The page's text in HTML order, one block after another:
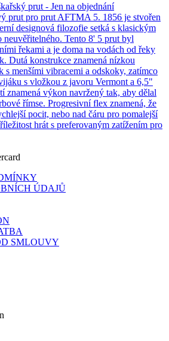
prut - Jen na objednání
prut pro prut AFTMA 5. 1856 je stvořen
designová filozofie setká s klasickým
neuvěřitelného. Tento 8' 5 prut byl
řekami a je doma na vodách od řeky
Dutá konstrukce znamená nízkou
s menšími vibracemi a odskoky, zatímco
s vložkou z javoru Vermont a 6,5"
výkon navržený tak, aby dělal
římse. Progresivní flex znamená, že
pocit, nebo nad čáru pro pomalejší
hrát s preferovaným zatížením pro
ÚDAJŮ
SMLOUVY